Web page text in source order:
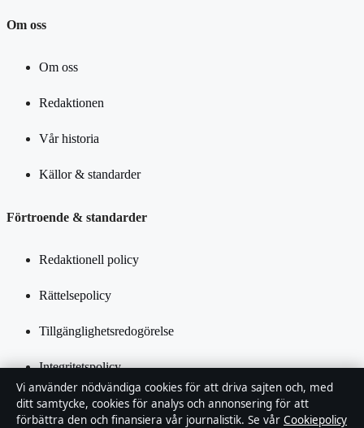
Om oss
Om oss
Redaktionen
Vår historia
Källor & standarder
Förtroende & standarder
Redaktionell policy
Rättelsepolicy
Tillgänglighetsredogörelse
Integritetspolicy
Kändisar & integritet
Vi använder nödvändiga cookies för att driva sajten och, med
ditt samtycke, cookies för analys och annonsering för att
förbättra den och finansiera vår journalistik. Se vår Cookiepolicy